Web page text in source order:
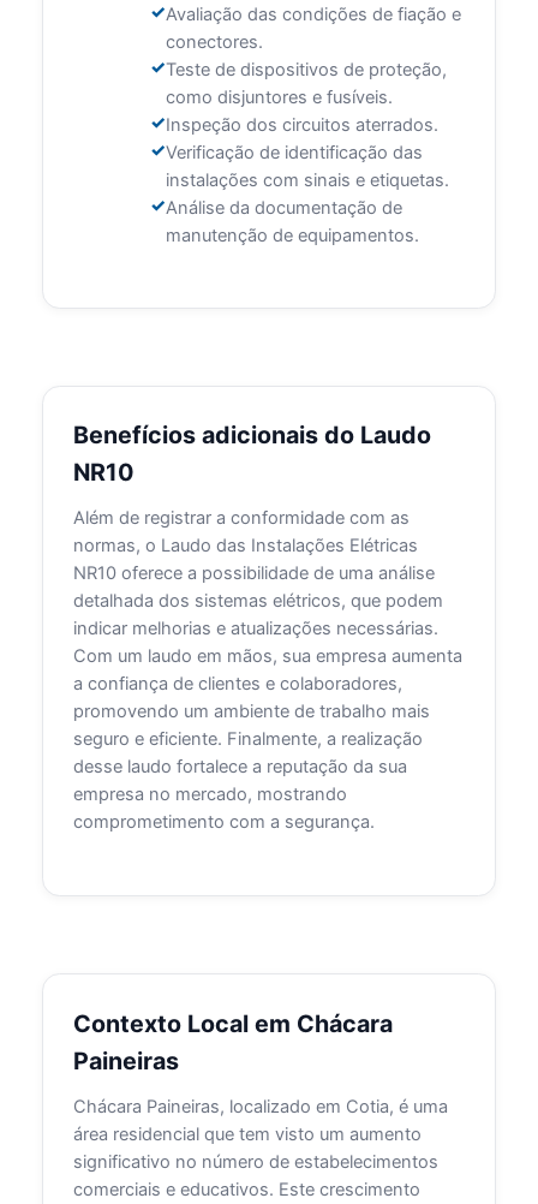
Avaliação das condições de fiação e
conectores.
Teste de dispositivos de proteção,
como disjuntores e fusíveis.
Inspeção dos circuitos aterrados.
Verificação de identificação das
instalações com sinais e etiquetas.
Análise da documentação de
manutenção de equipamentos.
Benefícios adicionais do Laudo
NR10
Além de registrar a conformidade com as
normas, o Laudo das Instalações Elétricas
NR10 oferece a possibilidade de uma análise
detalhada dos sistemas elétricos, que podem
indicar melhorias e atualizações necessárias.
Com um laudo em mãos, sua empresa aumenta
a confiança de clientes e colaboradores,
promovendo um ambiente de trabalho mais
seguro e eficiente. Finalmente, a realização
desse laudo fortalece a reputação da sua
empresa no mercado, mostrando
comprometimento com a segurança.
Contexto Local em Chácara
Paineiras
Chácara Paineiras, localizado em Cotia, é uma
área residencial que tem visto um aumento
significativo no número de estabelecimentos
comerciais e educativos. Este crescimento